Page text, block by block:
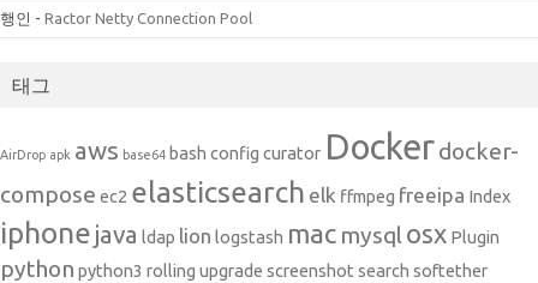
행인 - Ractor Netty Connection Pool
태그
AirDrop apk aws base64 bash config curator Dockerdocker-
compose ec2 elasticsearch elk ffmpeg freeipa Index
iphone java ldap lion logstash mac mysql osx Plugin
python python3 rolling upgrade screenshot search softether